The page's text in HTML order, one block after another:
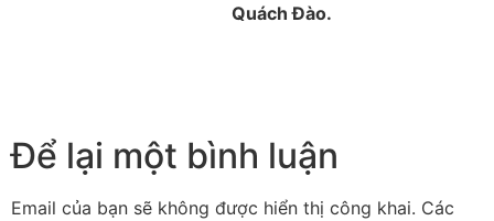
Quách Đào.
Để lại một bình luận
Email của bạn sẽ không được hiển thị công khai. Các